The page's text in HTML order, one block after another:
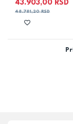
43.903,00 RSD
48.781,20RSD